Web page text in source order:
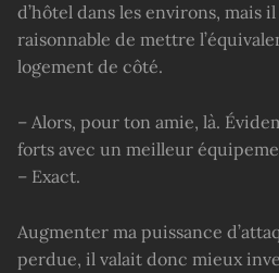
d’hôtel dans les environs, mais
raisonnable de mettre
logement de côté.
– Alors, pour ton amie, là.
forts avec un meilleur
– Exact.
Augmenter ma puissance
perdue, il valait donc mieux